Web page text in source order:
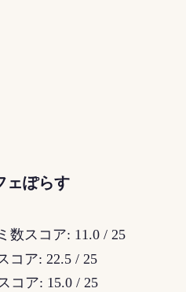
ェぽらす
数スコア: 11.0 / 25
コア: 22.5 / 25
コア: 15.0 / 25